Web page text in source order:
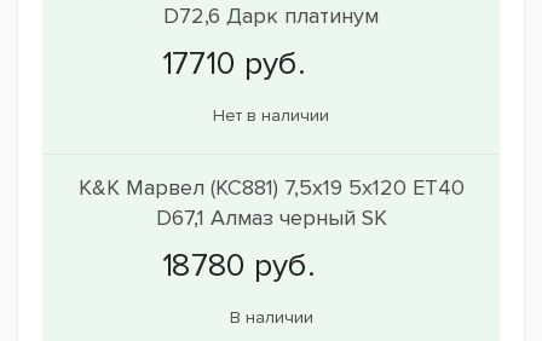
D72,6 Дарк платинум
Нет в наличии
K&K Марвел (КС881) 7,5x19 5x120 ET40
D67,1 Алмаз черный SK
В наличии